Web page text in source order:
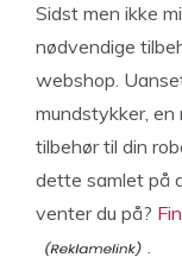
Sidst men ikke
nødvendige
webshop.
mundstykker, en
tilbehør til din
dette samlet på
venter du på?
.